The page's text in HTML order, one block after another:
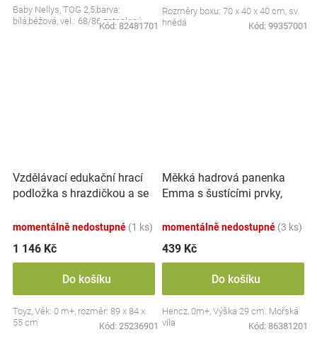
Baby Nellys, TOG 2,5,barva:
bílá,béžová, vel.: 68/86 zateplený
Kód: 82481701
Rozměry boxu: 70 x 40 x 40 cm, sv.
hnědá
Kód: 99357001
Vzdělávací edukační hrací
podložka s hrazdičkou a se
momentálně nedostupné (1 ks)
1 146 Kč
Do košíku
Toyz, Věk: 0 m+, rozměr: 89 x 84 x
55 cm
Kód: 25236901
Měkká hadrová panenka
Emma s šustícími prvky,
momentálně nedostupné (3 ks)
439 Kč
Do košíku
Hencz, 0m+, Výška 29 cm. Mořská
víla
Kód: 86381201